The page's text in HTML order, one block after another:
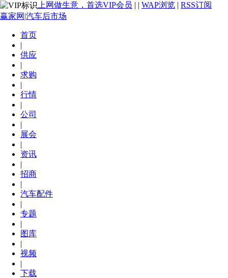
上网做生意，首选VIP会员 | | WAP浏览 | RSS订阅
赢家网|汽车后市场
首页
|
供应
|
求购
|
行情
|
公司
|
展会
|
资讯
|
招商
|
汽车配件
|
专题
|
图库
|
视频
|
下载